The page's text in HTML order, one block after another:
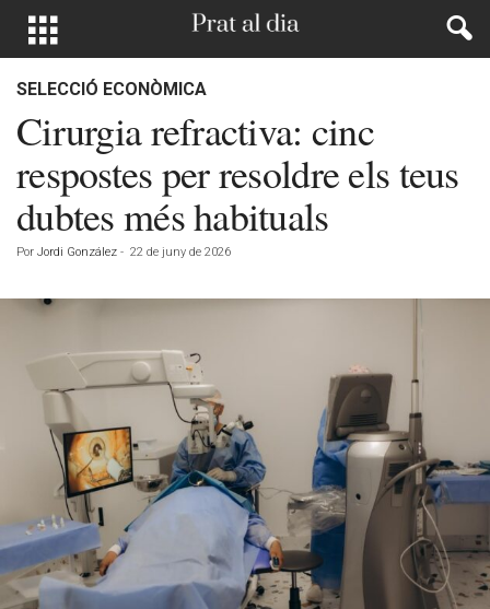
SELECCIÓ ECONÒMICA
Cirurgia refractiva: cinc
respostes per resoldre els teus
dubtes més habituals
Por Jordi González - 22 de juny de 2026